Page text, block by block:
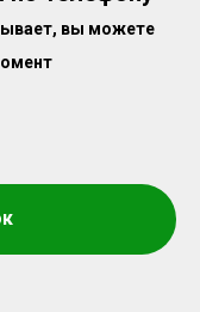
вы можете